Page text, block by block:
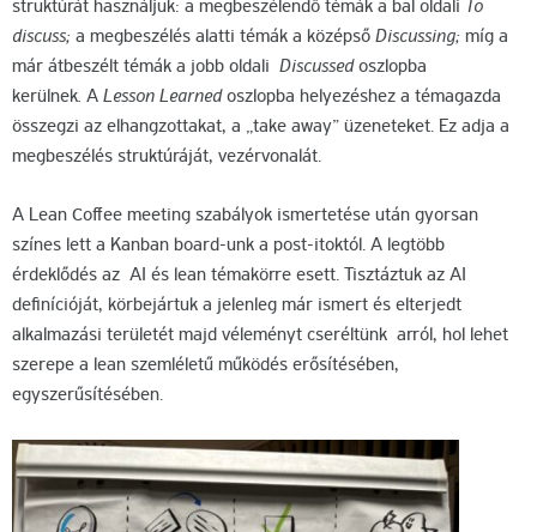
struktúrát használjuk: a megbeszélendő témák a bal oldali To
discuss; a megbeszélés alatti témák a középső Discussing; míg a
már átbeszélt témák a jobb oldali Discussedoszlopba
kerülnek. A Lesson Learnedoszlopba helyezéshez a témagazda
összegzi az elhangzottakat, a „take away” üzeneteket. Ez adja a
megbeszélés struktúráját, vezérvonalát.
A Lean Coffee meeting szabályok ismertetése után gyorsan
színes lett a Kanban board-unk a post-itoktól. A legtöbb
érdeklődés az AI és lean témakörre esett. Tisztáztuk az AI
definícióját, körbejártuk a jelenleg már ismert és elterjedt
alkalmazási területét majd véleményt cseréltünk arról, hol lehet
szerepe a lean szemléletű működés erősítésében,
egyszerűsítésében.